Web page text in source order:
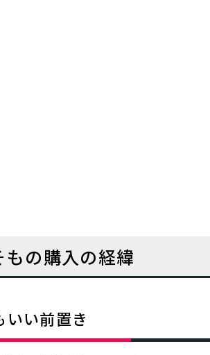
もの購入の経緯
いい前置き